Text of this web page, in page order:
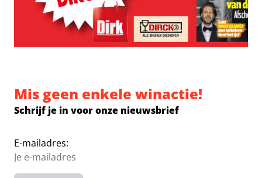
Mis geen enkele winactie!
Schrijf je in voor onze nieuwsbrief
E-mailadres: